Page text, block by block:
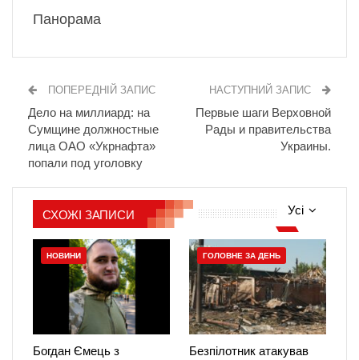
Панорама
ПОПЕРЕДНІЙ ЗАПИС
Дело на миллиард: на
Сумщине должностные
лица ОАО «Укрнафта»
попали под уголовку
НАСТУПНИЙ ЗАПИС
Первые шаги Верховной
Рады и правительства
Украины.
Усі
СХОЖІ ЗАПИСИ
НОВИНИ
Богдан Ємець з
ГОЛОВНЕ ЗА ДЕНЬ
Безпілотник атакував